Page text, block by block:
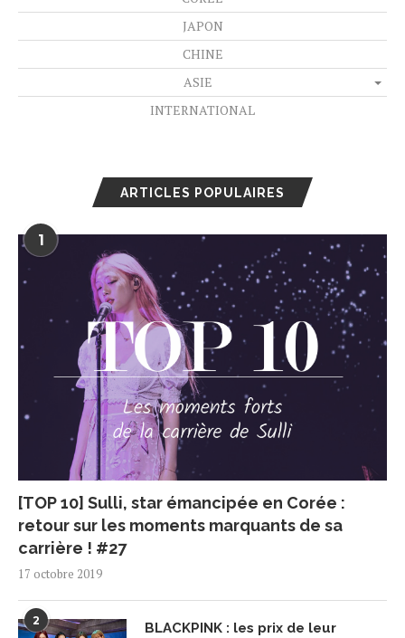
JAPON
CHINE
ASIE
INTERNATIONAL
ARTICLES POPULAIRES
1
[TOP 10] Sulli, star émancipée en Corée :
retour sur les moments marquants de sa
carrière ! #27
17 octobre 2019
2
BLACKPINK : les prix de leur